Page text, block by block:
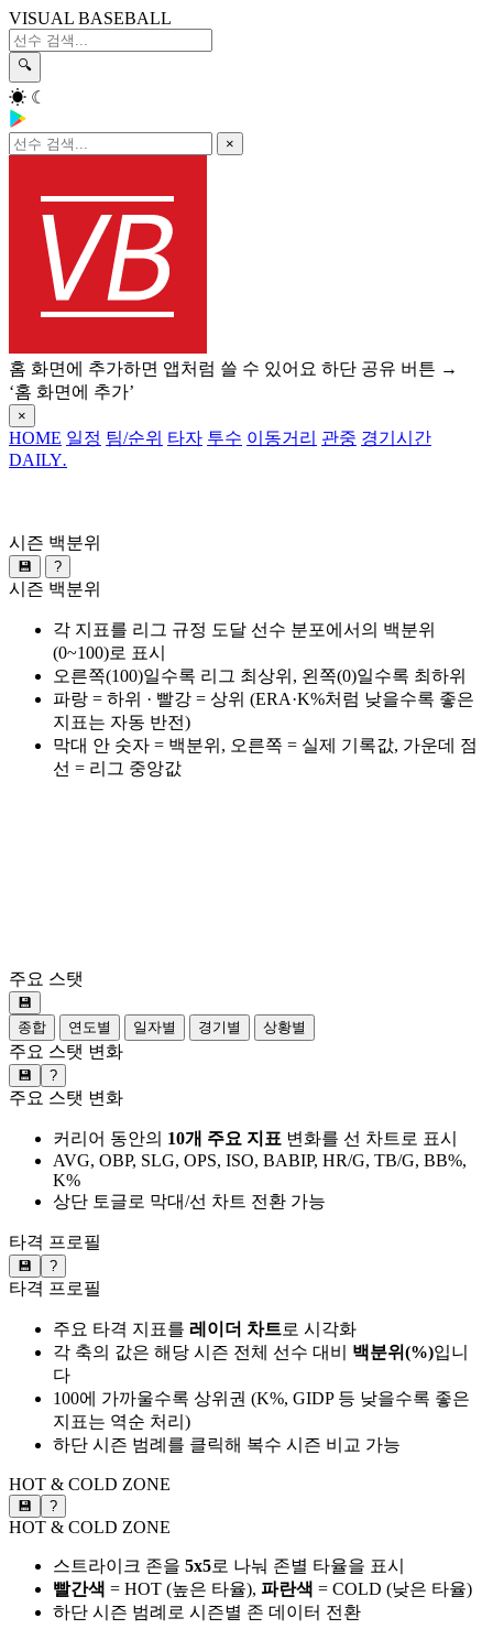
VISUAL BASEBALL
🔍
☀ ☾
×
홈 화면에 추가하면 앱처럼 쓸 수 있어요 하단 공유 버튼 →
‘홈 화면에 추가’
×
HOME 일정 팀/순위 타자 투수 이동거리 관중 경기시간
DAILY.
시즌 백분위
💾 ?
시즌 백분위
각 지표를 리그 규정 도달 선수 분포에서의 백분위
(0~100)로 표시
오른쪽(100)일수록 리그 최상위, 왼쪽(0)일수록 최하위
파랑 = 하위 · 빨강 = 상위 (ERA·K%처럼 낮을수록 좋은
지표는 자동 반전)
막대 안 숫자 = 백분위, 오른쪽 = 실제 기록값, 가운데 점
선 = 리그 중앙값
주요 스탯
💾
종합
연도별 일자별 경기별 상황별
주요 스탯 변화
💾 ?
주요 스탯 변화
커리어 동안의 10개 주요 지표 변화를 선 차트로 표시
AVG, OBP, SLG, OPS, ISO, BABIP, HR/G, TB/G, BB%,
K%
상단 토글로 막대/선 차트 전환 가능
타격 프로필
💾 ?
타격 프로필
주요 타격 지표를 레이더 차트로 시각화
각 축의 값은 해당 시즌 전체 선수 대비 백분위(%)입니
다
100에 가까울수록 상위권 (K%, GIDP 등 낮을수록 좋은
지표는 역순 처리)
하단 시즌 범례를 클릭해 복수 시즌 비교 가능
HOT & COLD ZONE
💾 ?
HOT & COLD ZONE
스트라이크 존을 5x5로 나눠 존별 타율을 표시
빨간색 = HOT (높은 타율), 파란색 = COLD (낮은 타율)
하단 시즌 범례로 시즌별 존 데이터 전환